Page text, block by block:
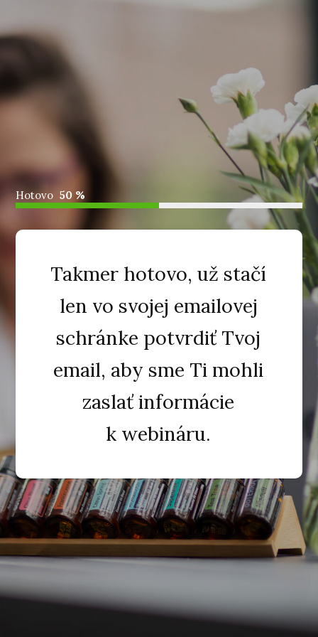
Hotovo 50 %
Takmer hotovo, už stačí
len vo svojej emailovej
schránke potvrdiť Tvoj
email, aby sme Ti mohli
zaslať informácie
k webináru.